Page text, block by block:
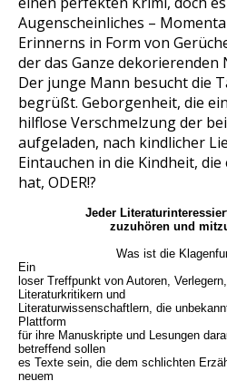
Augenscheinliches –
Erinnerns in Form von
der das Ganze dekorierenden
Der junge Mann besucht die
begrüßt. Geborgenheit, die
hilflose Verschmelzung der
aufgeladen, nach kindlicher
Eintauchen in die Kindheit,
hat, ODER!?
Jeder
zuzuhören und
Was ist die
Ein
loser Treffpunkt von Autoren,
Literaturkritikern und
Literaturwissenschaftlern, die
Plattform
für ihre Manuskripte und Lesungen
betreffend sollen
es Texte sein, die dem schlichten
neuem